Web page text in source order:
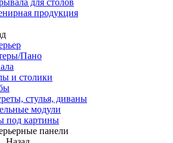
для столов
продукция
Пано
и столики
стулья, диваны
модули
под картины
панели